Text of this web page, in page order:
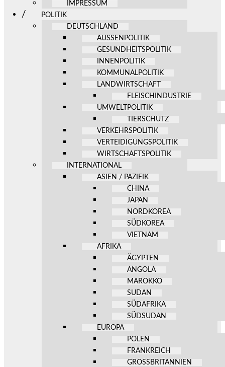
IMPRESSUM
POLITIK
DEUTSCHLAND
AUSSENPOLITIK
GESUNDHEITSPOLITIK
INNENPOLITIK
KOMMUNALPOLITIK
LANDWIRTSCHAFT
FLEISCHINDUSTRIE
UMWELTPOLITIK
TIERSCHUTZ
VERKEHRSPOLITIK
VERTEIDIGUNGSPOLITIK
WIRTSCHAFTSPOLITIK
INTERNATIONAL
ASIEN / PAZIFIK
CHINA
JAPAN
NORDKOREA
SÜDKOREA
VIETNAM
AFRIKA
ÄGYPTEN
ANGOLA
MAROKKO
SUDAN
SÜDAFRIKA
SÜDSUDAN
EUROPA
POLEN
FRANKREICH
GROSSBRITANNIEN